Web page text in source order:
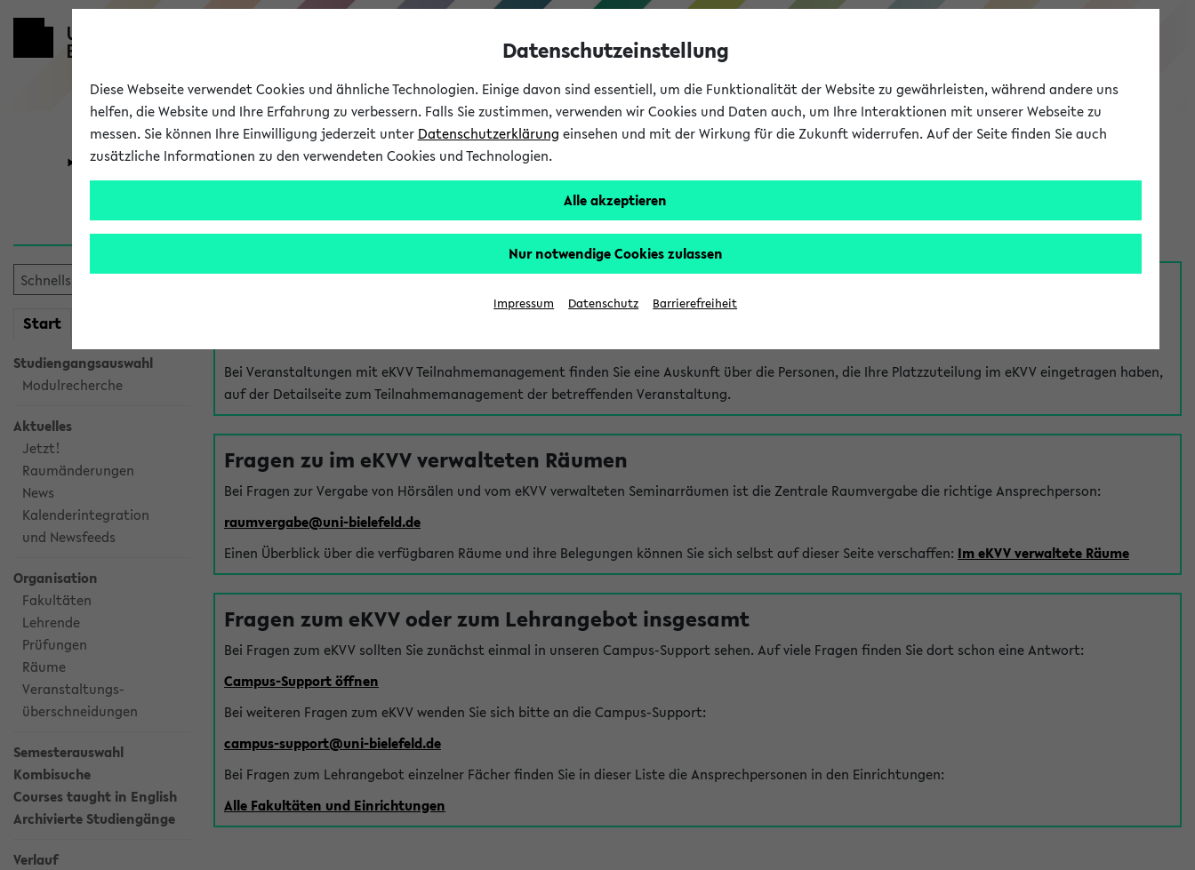
eKVV
Universität Forschung Studium
Start
Studiengangsauswahl
Modulrecherche
Aktuelles
Jetzt!
Raumänderungen
News
Kalenderintegration
und Newsfeeds
Organisation
Fakultäten
Lehrende
Prüfungen
Räume
Veranstaltungs-
überschneidungen
Semesterauswahl
Kombisuche
Courses taught in English
Archivierte Studiengänge
Verlauf
Hilfe & Kontakt
Bei Veranstaltungen mit eKVV Teilnahmemanagement finden Sie eine Auskunft über die Personen, die Ihre Platzzuteilung im eKVV eingetragen haben,
auf der Detailseite zum Teilnahmemanagement der betreffenden Veranstaltung.
Fragen zu im eKVV verwalteten Räumen
Bei Fragen zur Vergabe von Hörsälen und vom eKVV verwalteten Seminarräumen ist die Zentrale Raumvergabe die richtige Ansprechperson:
raumvergabe@uni-bielefeld.de
Einen Überblick über die verfügbaren Räume und ihre Belegungen können Sie sich selbst auf dieser Seite verschaffen: Im eKVV verwaltete Räume
Fragen zum eKVV oder zum Lehrangebot insgesamt
Bei Fragen zum eKVV sollten Sie zunächst einmal in unseren Campus-Support sehen. Auf viele Fragen finden Sie dort schon eine Antwort:
Campus-Support öffnen
Bei weiteren Fragen zum eKVV wenden Sie sich bitte an die Campus-Support:
campus-support@uni-bielefeld.de
Bei Fragen zum Lehrangebot einzelner Fächer finden Sie in dieser Liste die Ansprechpersonen in den Einrichtungen:
Alle Fakultäten und Einrichtungen
Datenschutzeinstellung
Diese Webseite verwendet Cookies und ähnliche Technologien. Einige davon sind essentiell, um die Funktionalität der Website zu gewährleisten, während andere uns
helfen, die Website und Ihre Erfahrung zu verbessern. Falls Sie zustimmen, verwenden wir Cookies und Daten auch, um Ihre Interaktionen mit unserer Webseite zu
messen. Sie können Ihre Einwilligung jederzeit unter Datenschutzerklärung einsehen und mit der Wirkung für die Zukunft widerrufen. Auf der Seite finden Sie auch
zusätzliche Informationen zu den verwendeten Cookies und Technologien.
Alle akzeptieren
Nur notwendige Cookies zulassen
Impressum Datenschutz Barrierefreiheit